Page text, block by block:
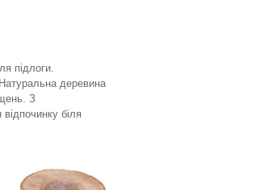
підлоги.
деревина
З
біля